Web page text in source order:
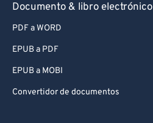
Documento & libro electrónico
PDF a WORD
EPUB a PDF
EPUB a MOBI
Convertidor de documentos